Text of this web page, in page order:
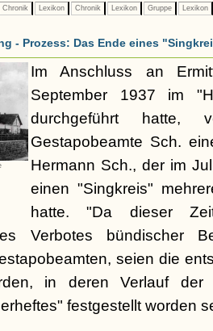
Chronik Lexikon Chronik Lexikon Gruppe Lexikon
- Prozess: Das Ende eines
Im Anschluss an
September 1937 im
durchgeführt hatte,
Gestapobeamte Sch.
Hermann Sch., der im
einen "Singkreis"
hatte. "Da dieser
Verbotes bündischer
seien die
in deren Verlauf der
festgestellt worden